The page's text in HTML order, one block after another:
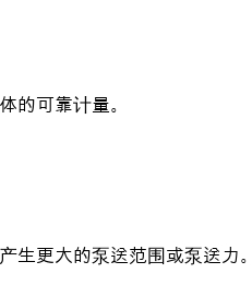
的可靠计量。
生更大的泵送范围或泵送力